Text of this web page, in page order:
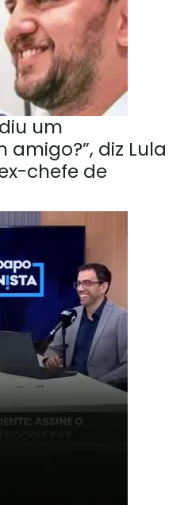
um
diz Lula
chefe de